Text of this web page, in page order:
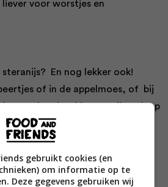
liever voor worstjes en
steranijs? En nog lekker ook!
of in de appelmoes, of bij
– de Chinezen zijn gek op
is ook heerlijk in drankjes,
gebruikt cookies (en
om informatie op te
Deze gegevens gebruiken wij